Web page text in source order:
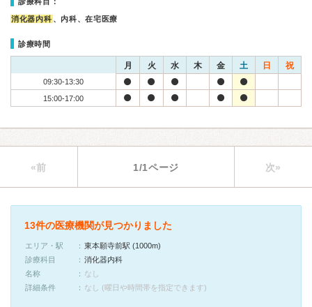
消化器内科 、内科、在宅医療
診療時間
月 火 水 木 金 土 日 祝
09:30-13:30
15:00-17:00
«前 1/1ページ 次»
13件の医療機関が見つかりました
エリア・駅
東本願寺前駅 (1000m)
診療科目
消化器内科
名称
なし
詳細条件
なし (曜日や時間帯を指定できます)